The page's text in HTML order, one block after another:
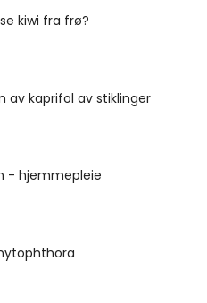
kiwi fra frø?
av kaprifol av stiklinger
- hjemmepleie